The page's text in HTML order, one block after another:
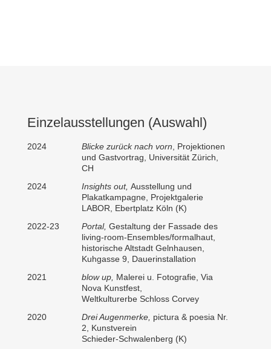
Einzelausstellungen (Auswahl)
2024 Blicke zurück nach vorn , Projektionen
und Gastvortrag, Universität Zürich,
CH
2024
Insights out, Ausstellung und
Plakatkampagne, Projektgalerie
LABOR, Ebertplatz Köln (K)
2022-23
Portal, Gestaltung der Fassade des
living-room-Ensembles/formalhaut,
historische Altstadt Gelnhausen,
Kuhgasse 9, Dauerinstallation
2021
blow up, Malerei u. Fotografie, Via
Nova Kunstfest,
Weltkulturerbe Schloss Corvey
2020
Drei Augenmerke, pictura & poesia Nr.
2, Kunstverein
Schieder-Schwalenberg (K)